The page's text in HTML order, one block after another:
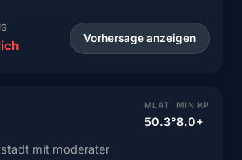
Vorhersage anzeigen
MLAT
50.3°
MIN KP
8.0+
mit moderater